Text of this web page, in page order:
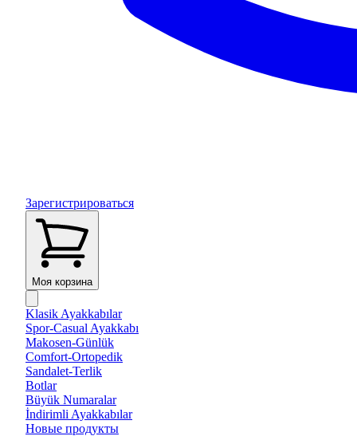
Зарегистрироваться
Моя корзина
Klasik Ayakkabılar
Spor-Casual Ayakkabı
Makosen-Günlük
Comfort-Ortopedik
Sandalet-Terlik
Botlar
Büyük Numaralar
İndirimli Ayakkabılar
Новые продукты